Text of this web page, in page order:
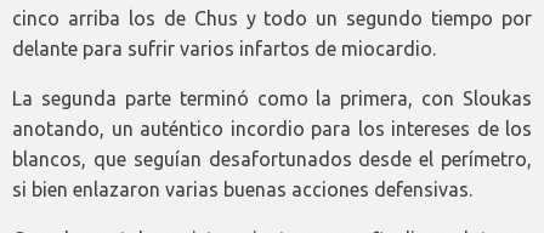
cinco arriba los de Chus y todo un segundo tiempo por
delante para sufrir varios infartos de miocardio.
La segunda parte terminó como la primera, con Sloukas
anotando, un auténtico incordio para los intereses de los
blancos, que seguían desafortunados desde el perímetro,
si bien enlazaron varias buenas acciones defensivas.